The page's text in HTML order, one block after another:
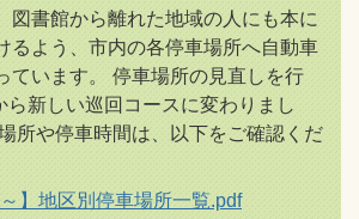
図書館から離れた地域の人にも本に
るよう、市内の各停車場所へ自動車
ています。 停車場所の見直しを行
ら新しい巡回コースに変わりまし
所や停車時間は、以下をご確認くだ
～】地区別停車場所一覧.pdf